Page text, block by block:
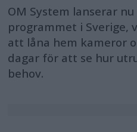
OM System lanserar
programmet i Sverige,
att låna hem kameror
dagar för att se hur
behov.